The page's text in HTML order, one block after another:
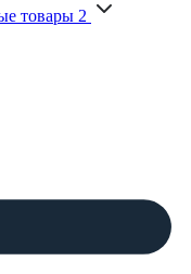
товары 2